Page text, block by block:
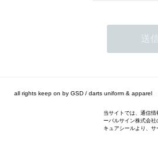
all rights keep on by GSD / darts uniform & apparel
当サイトでは、通信
ーバルサイン株式会
キュアシールより、サ